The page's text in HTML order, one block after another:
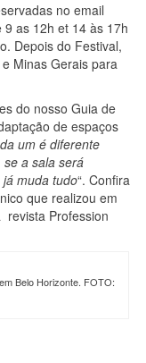
no email
as 12h et 14 às 17h
Depois do Festival,
Minas Gerais para
do nosso Guia de
de espaços
um é diferente
a sala será
muda tudo“. Confira
que realizou em
revista Profession
Belo Horizonte. FOTO: